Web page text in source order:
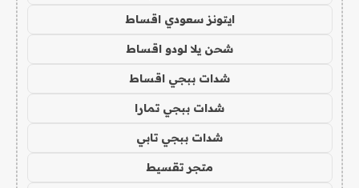
ايتونز سعودي اقساط
شحن يلا لودو اقساط
شدات ببجي اقساط
شدات ببجي تمارا
شدات ببجي تابي
متجر تقسيط